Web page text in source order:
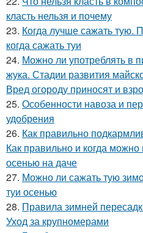
класть нельзя и почему
23. Когда лучше сажать тую.
когда сажать туи
24. Можно ли употреблять в
жука. Стадии развития
Вред огороду приносят и
25. Особенности навоза и
удобрения
26. Как правильно
Как правильно и когда можно
осенью на даче
27. Можно ли сажать тую
туи осенью
28. Правила зимней
Уход за крупномерами